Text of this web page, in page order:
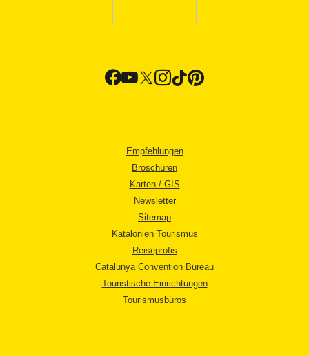
Empfehlungen
Broschüren
Karten / GIS
Newsletter
Sitemap
Katalonien Tourismus
Reiseprofis
Catalunya Convention Bureau
Touristische Einrichtungen
Tourismusbüros